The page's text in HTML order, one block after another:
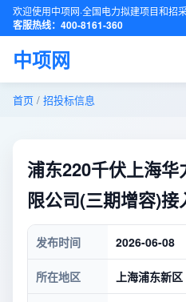
欢迎使用中项网·全国电力拟建项目和招
客服热线：400-8161-360
中项网
首页 / 招投标信息
浦东220千伏上海
限公司(三期增容)接
发布时间 2026-06-08
所在地区 上海浦东新区